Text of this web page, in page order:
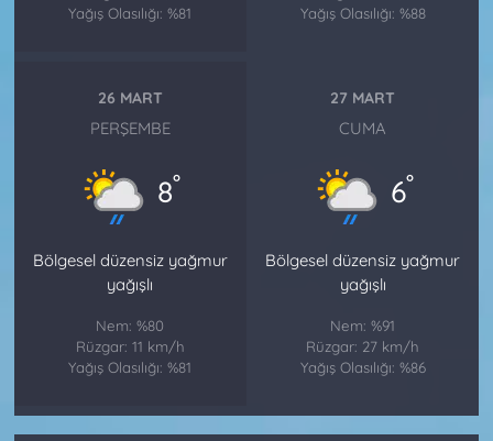
Yağış Olasılığı: %81
Yağış Olasılığı: %88
26 MART
PERŞEMBE
8°
Bölgesel düzensiz yağmur
yağışlı
Nem: %80
Rüzgar: 11 km/h
Yağış Olasılığı: %81
27 MART
CUMA
6°
Bölgesel düzensiz yağmur
yağışlı
Nem: %91
Rüzgar: 27 km/h
Yağış Olasılığı: %86